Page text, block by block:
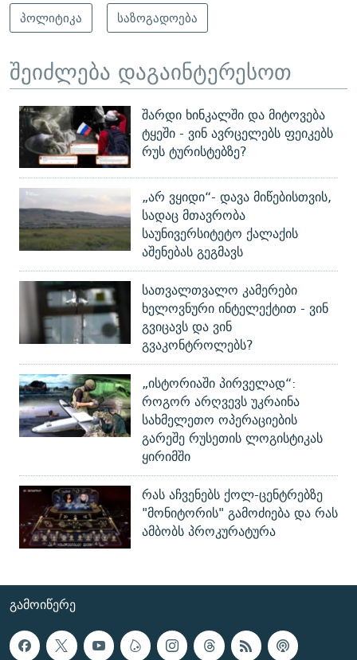
პოლიტიკა
საზოგადოება
შეიძლება დაგაინტერესოთ
შარდი ხინკალში და მიტოვება
ტყეში - ვინ ავრცელებს ფეიკებს
რუს ტურისტებზე?
„არ ვყიდი“- დავა მიწებისთვის,
სადაც მთავრობა
საუნივერსიტეტო ქალაქის
აშენებას გეგმავს
სათვალთვალო კამერები
ხელოვნური ინტელექტით - ვინ
გვიცავს და ვინ
გვაკონტროლებს?
„ისტორიაში პირველად“:
როგორ არღვევს უკრაინა
სახმელეთო ოპერაციების
გარეშე რუსეთის ლოგისტიკას
ყირიმში
რას აჩვენებს ქოლ-ცენტრებზე
"მონიტორის" გამოძიება და რას
ამბობს პროკურატურა
ᲒᲐᲛᲝᲘᲬᲔᲠᲔ